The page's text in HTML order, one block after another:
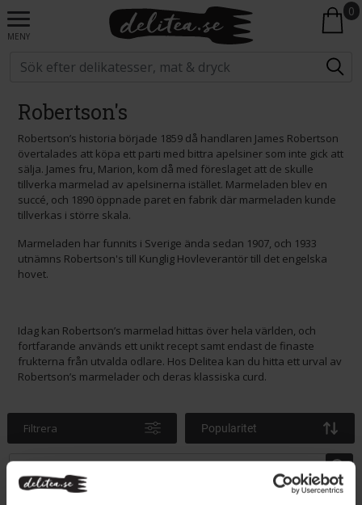
MENY
0
Robertson's
Robertson’s historia började 1859 då handlaren James Robertson
övertalades att köpa ett parti med bittra apelsiner som inte gick att
sälja. James fru, Marion, kom då med föreslaget att de skulle
tillverka marmelad av apelsinerna istället. Marmeladen blev en
succé, och 1890 öppnade paret en fabrik där marmeladen kunde
tillverkas i större skala.
Marmeladen har funnits i Sverige ända sedan 1907, och 1933
utnämns Robertson's till Kunglig Hovleverantör till det engelska
hovet.
Idag kan Robertson’s marmelad hittas över hela världen, och
fortfarande används ett unikt recept samt endast de finaste
frukterna från utvalda odlare. Hos Delitea kan du hitta ett urval av
Robertson’s marmelader och deras klassiska curd.
Filtrera Popularitet